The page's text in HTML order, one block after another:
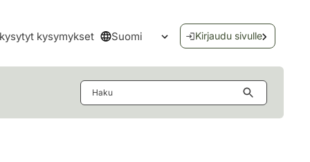
kysymykset Suomi
Avaa kielivalikko
Kirjaudu sivulle